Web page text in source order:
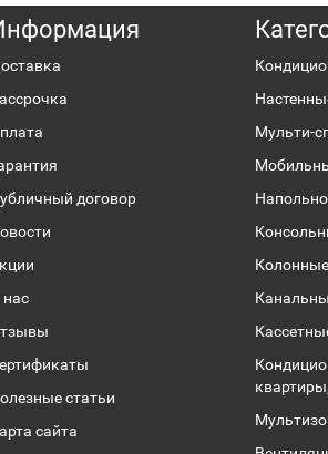
договор
статьи
сайта
Мульти-